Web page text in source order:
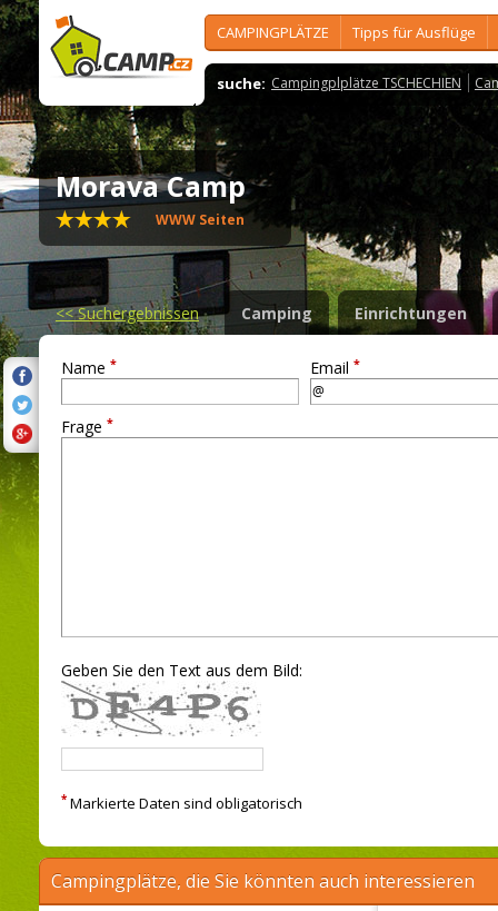
CAMPINGPLÄTZE Tipps für Ausflüge
suche: Campingplplätze TSCHECHIEN
Morava Camp
WWW Seiten
<<Suchergebnissen Camping Einrichtungen
Name * Email *
Frage *
Geben Sie den Text aus dem Bild:
* Markierte Daten sind obligatorisch
Campingplätze, die Sie könnten auch interessieren